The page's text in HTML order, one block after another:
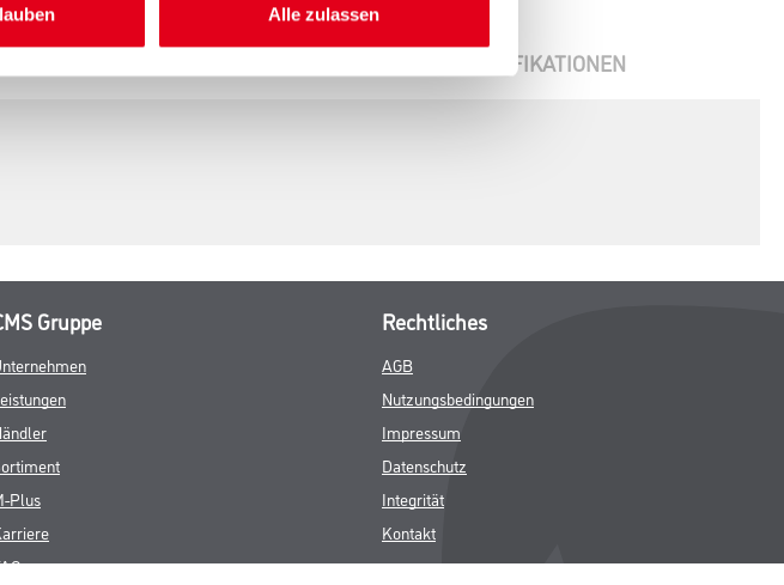
Alle zulassen
SPEZIFIKATIONEN
Gruppe
Plus
Rechtliches
AGB
Nutzungsbedingungen
Impressum
Datenschutz
Integrität
Kontakt